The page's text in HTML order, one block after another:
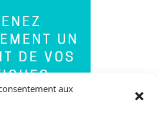
aux